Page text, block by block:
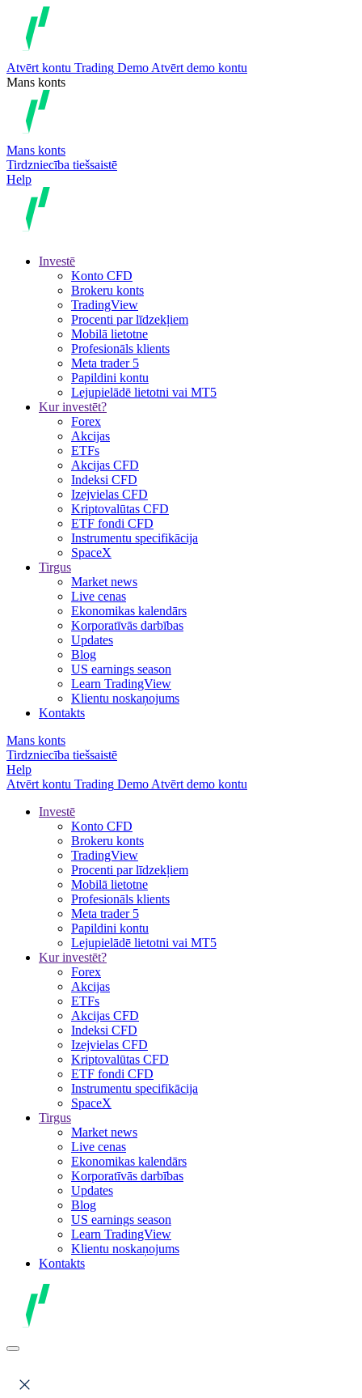
Atvērt kontu Trading Demo Atvērt demo kontu
Mans konts
Mans konts
Tirdzniecība tiešsaistē
Help
Investē
Konto CFD
Brokeru konts
TradingView
Procenti par līdzekļiem
Mobilā lietotne
Profesionāls klients
Meta trader 5
Papildini kontu
Lejupielādē lietotni vai MT5
Kur investēt?
Forex
Akcijas
ETFs
Akcijas CFD
Indeksi CFD
Izejvielas CFD
Kriptovalūtas CFD
ETF fondi CFD
Instrumentu specifikācija
SpaceX
Tirgus
Market news
Live cenas
Ekonomikas kalendārs
Korporatīvās darbības
Updates
Blog
US earnings season
Learn TradingView
Klientu noskaņojums
Kontakts
Mans konts
Tirdzniecība tiešsaistē
Help
Atvērt kontu Trading Demo Atvērt demo kontu
Investē
Konto CFD
Brokeru konts
TradingView
Procenti par līdzekļiem
Mobilā lietotne
Profesionāls klients
Meta trader 5
Papildini kontu
Lejupielādē lietotni vai MT5
Kur investēt?
Forex
Akcijas
ETFs
Akcijas CFD
Indeksi CFD
Izejvielas CFD
Kriptovalūtas CFD
ETF fondi CFD
Instrumentu specifikācija
SpaceX
Tirgus
Market news
Live cenas
Ekonomikas kalendārs
Korporatīvās darbības
Updates
Blog
US earnings season
Learn TradingView
Klientu noskaņojums
Kontakts